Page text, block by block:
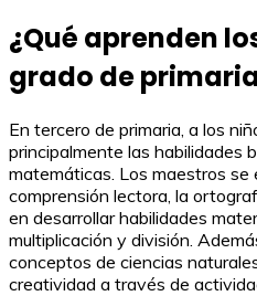
¿Qué aprenden
grado de
En tercero de primaria, a los
principalmente las habilidades
matemáticas. Los maestros
comprensión lectora, la
en desarrollar habilidades
multiplicación y división.
conceptos de ciencias
creatividad a través de